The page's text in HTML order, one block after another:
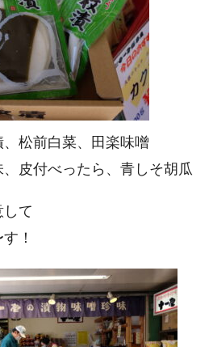
松前白菜、田楽味噌
皮付べったら、青しそ胡瓜
て
！